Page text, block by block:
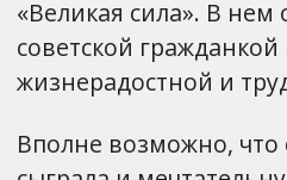
«Великая сила». В нем
советской
жизнерадостной и
Вполне возможно, что